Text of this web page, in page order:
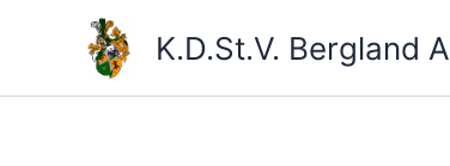
K.D.St.V. Bergland